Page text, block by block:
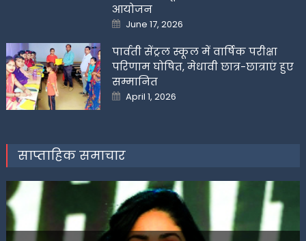
आयोजन
Posted
on
June 17, 2026
पार्वती सेंट्रल स्कूल में वार्षिक परीक्षा
परिणाम घोषित, मेधावी छात्र-छात्राएं हुए
सम्मानित
Posted
on
April 1, 2026
साप्ताहिक समाचार